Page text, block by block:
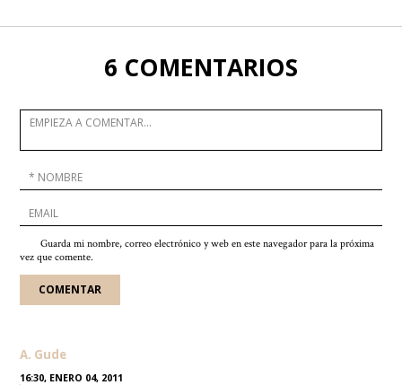
6 COMENTARIOS
Guarda mi nombre, correo electrónico y web en este navegador para la próxima
vez que comente.
A. Gude
16:30, ENERO 04, 2011